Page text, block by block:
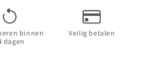
binnen
dagen
Veilig betalen